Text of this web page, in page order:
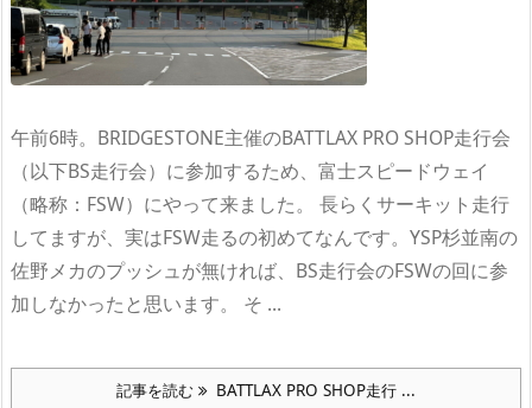
午前6時。BRIDGESTONE主催のBATTLAX PRO SHOP走行会
（以下BS走行会）に参加するため、富士スピードウェイ
（略称：FSW）にやって来ました。 長らくサーキット走行
してますが、実はFSW走るの初めてなんです。YSP杉並南の
佐野メカのプッシュが無ければ、BS走行会のFSWの回に参
加しなかったと思います。 そ ...
記事を読む BATTLAX PRO SHOP走行 ...